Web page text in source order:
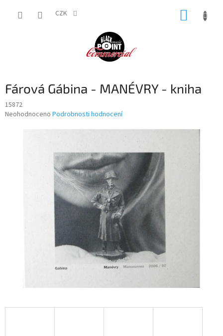
CZK
Fárová Gábina - MANÉVRY - kniha
15872
Průměrné
Neohodnoceno Podrobnosti hodnocení